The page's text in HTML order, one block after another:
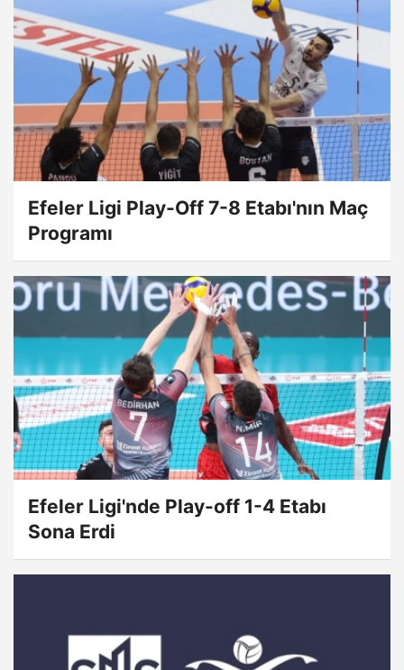
Efeler Ligi Play-Off 7-8 Etabı'nın Maç
Programı
Efeler Ligi'nde Play-off 1-4 Etabı
Sona Erdi